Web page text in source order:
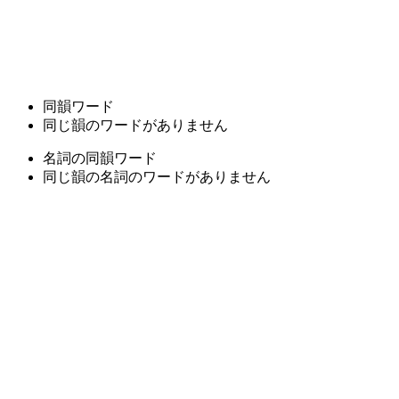
同韻ワード
同じ韻のワードがありません
名詞の同韻ワード
同じ韻の名詞のワードがありません